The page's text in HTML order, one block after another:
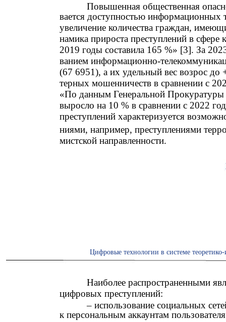
Повышенная общественная
вается доступностью информационных
увеличение количества граждан,
намика прироста преступлений в
2019 годы составила 165 %» [3]. За
ванием информационно-
(67 6951), а их удельный вес возрос
терных мошенничеств в сравнении с
«По данным Генеральной
выросло на 10 % в сравнении с 2022
преступлений характеризуется
ниями, например, преступлениями
мистской направленности.
Цифровые технологии в системе
Наиболее распространенными
цифровых преступлений:
– использование социальных
к персональным аккаунтам